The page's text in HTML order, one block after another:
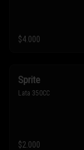
$4.000
Sprite
Lata 350CC
$2.000